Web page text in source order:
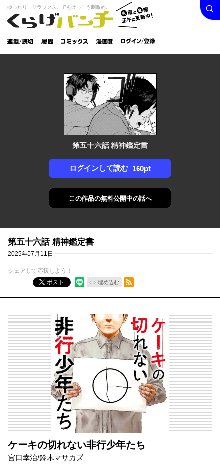
くらげバンチ
火曜と
金曜正
午に更
新中！
ゆったり、リラックス。でもけっこう刺激的。
連載/読
切
履
歴
コミック
漫画
賞
ログイン /
登録
検索
第五十六話 精神鑑定書
ログインして読む 160pt
この作品の無料公開中の話へ
第五十六話 精神鑑定書
2025年07月11日
シェアして応援しよう！
ポスト
埋め込む
RSSフィード
ケーキの切れない非行少年たち
宮口幸治/鈴木マサカズ